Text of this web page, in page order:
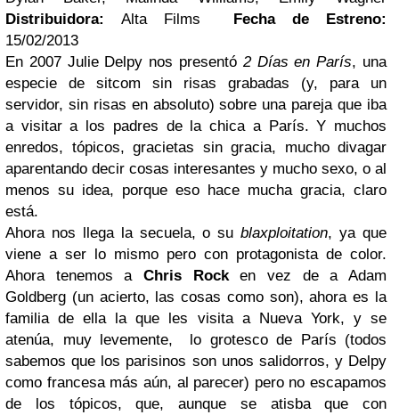
Distribuidora:
Alta Films Fecha de Estreno:
15/02/2013
En 2007 Julie Delpy nos presentó 2 Días en París, una
especie de sitcom sin risas grabadas (y, para un
servidor, sin risas en absoluto) sobre una pareja que iba
a visitar a los padres de la chica a París. Y muchos
enredos, tópicos, gracietas sin gracia, mucho divagar
aparentando decir cosas interesantes y mucho sexo, o al
menos su idea, porque eso hace mucha gracia, claro
está.
Ahora nos llega la secuela, o sublaxploitation, ya que
viene a ser lo mismo pero con protagonista de color.
Ahora tenemos a Chris Rocken vez de a Adam
Goldberg (un acierto, las cosas como son), ahora es la
familia de ella la que les visita a Nueva York, y se
atenúa, muy levemente, lo grotesco de París (todos
sabemos que los parisinos son unos salidorros, y Delpy
como francesa más aún, al parecer) pero no escapamos
de los tópicos, que, aunque se atisba que con